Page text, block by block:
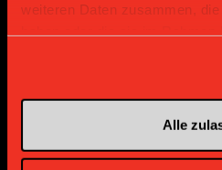
weiteren Daten zusammen,
Alle
Supplier